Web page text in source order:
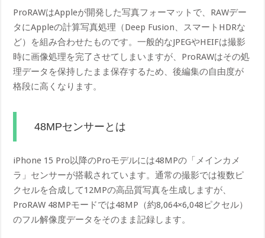
ProRAWはAppleが開発した写真フォーマットで、RAWデー
タにAppleの計算写真処理（Deep Fusion、スマートHDRな
ど）を組み合わせたものです。一般的なJPEGやHEIFは撮影
時に画像処理を完了させてしまいますが、ProRAWはその処
理データを保持したまま保存するため、後編集の自由度が
格段に高くなります。
48MPセンサーとは
iPhone 15 Pro以降のProモデルには48MPの「メインカメ
ラ」センサーが搭載されています。通常の撮影では複数ピ
クセルを合成して12MPの高品質写真を生成しますが、
ProRAW 48MPモードでは48MP（約8,064×6,048ピクセル）
のフル解像度データをそのまま記録します。